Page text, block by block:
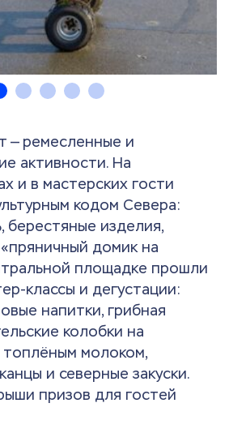
— ремесленные и
активности. На
и в мастерских гости
кодом Севера:
берестяные изделия,
домик на
площадке прошли
классы и дегустации:
напитки, грибная
колобки на
топлёным молоком,
и северные закуски.
призов для гостей